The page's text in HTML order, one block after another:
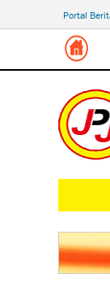
Portal